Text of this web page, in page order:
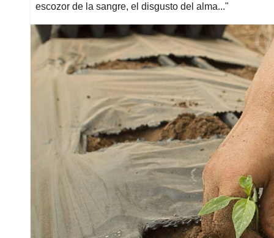
escozor de la sangre, el disgusto del alma..."